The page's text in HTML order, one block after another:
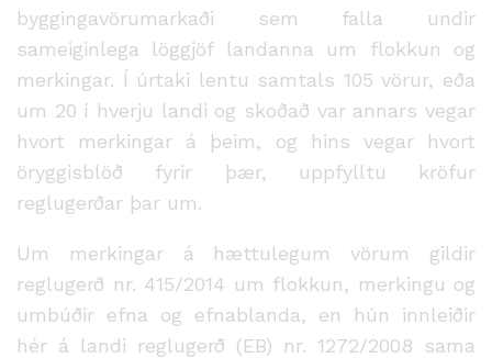
byggingavörumarkaði sem falla undir
sameiginlega löggjöf landanna um flokkun og
merkingar. Í úrtaki lentu samtals 105 vörur, eða
um 20 í hverju landi og skoðað var annars vegar
hvort merkingar á þeim, og hins vegar hvort
öryggisblöð fyrir þær, uppfylltu kröfur
reglugerðar þar um.
Um merkingar á hættulegum vörum gildir
reglugerð nr. 415/2014 um flokkun, merkingu og
umbúðir efna og efnablanda, en hún innleiðir
hér á landi reglugerð (EB) nr. 1272/2008 sama